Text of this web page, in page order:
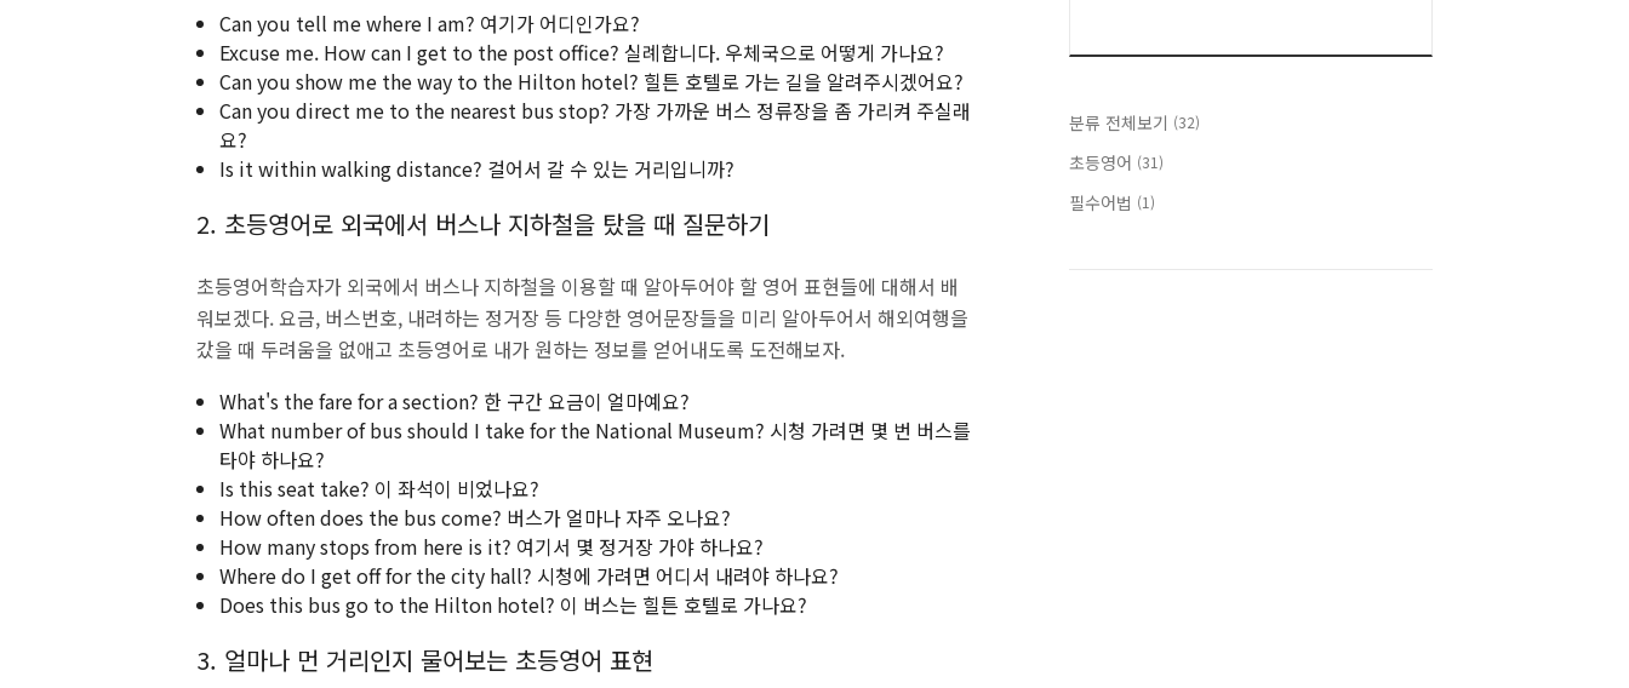
Can you tell me where I am? 여기가 어디인가요?
Excuse me. How can I get to the post office? 실례합니다. 우체국으로 어떻게 가나요?
Can you show me the way to the Hilton hotel? 힐튼 호텔로 가는 길을 알려주시겠어요?
Can you direct me to the nearest bus stop? 가장 가까운 버스 정류장을 좀 가리켜 주실래
요?
Is it within walking distance? 걸어서 갈 수 있는 거리입니까?
2. 초등영어로 외국에서 버스나 지하철을 탔을 때 질문하기
초등영어학습자가 외국에서 버스나 지하철을 이용할 때 알아두어야 할 영어 표현들에 대해서 배
워보겠다. 요금, 버스번호, 내려하는 정거장 등 다양한 영어문장들을 미리 알아두어서 해외여행을
갔을 때 두려움을 없애고 초등영어로 내가 원하는 정보를 얻어내도록 도전해보자.
What's the fare for a section? 한 구간 요금이 얼마예요?
What number of bus should I take for the National Museum? 시청 가려면 몇 번 버스를
타야 하나요?
Is this seat take? 이 좌석이 비었나요?
How often does the bus come? 버스가 얼마나 자주 오나요?
How many stops from here is it? 여기서 몇 정거장 가야 하나요?
Where do I get off for the city hall? 시청에 가려면 어디서 내려야 하나요?
Does this bus go to the Hilton hotel? 이 버스는 힐튼 호텔로 가나요?
3. 얼마나 먼 거리인지 물어보는 초등영어 표현
분류 전체보기 (32)
초등영어 (31)
필수어법 (1)